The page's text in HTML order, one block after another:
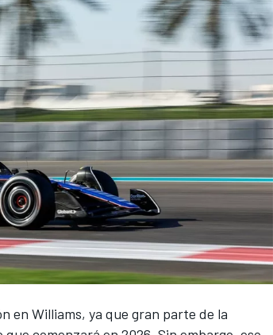
en Williams, ya que gran parte de la